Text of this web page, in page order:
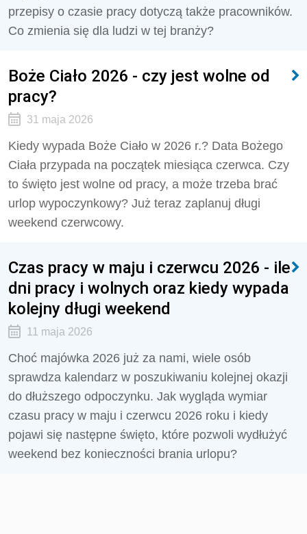
przepisy o czasie pracy dotyczą także pracowników.
Co zmienia się dla ludzi w tej branży?
Boże Ciało 2026 - czy jest wolne od
pracy?
31 maja 2026
Kiedy wypada Boże Ciało w 2026 r.? Data Bożego
Ciała przypada na początek miesiąca czerwca. Czy
to święto jest wolne od pracy, a może trzeba brać
urlop wypoczynkowy? Już teraz zaplanuj długi
weekend czerwcowy.
Czas pracy w maju i czerwcu 2026 - ile
dni pracy i wolnych oraz kiedy wypada
kolejny długi weekend
11 maja 2026
Choć majówka 2026 już za nami, wiele osób
sprawdza kalendarz w poszukiwaniu kolejnej okazji
do dłuższego odpoczynku. Jak wygląda wymiar
czasu pracy w maju i czerwcu 2026 roku i kiedy
pojawi się następne święto, które pozwoli wydłużyć
weekend bez konieczności brania urlopu?